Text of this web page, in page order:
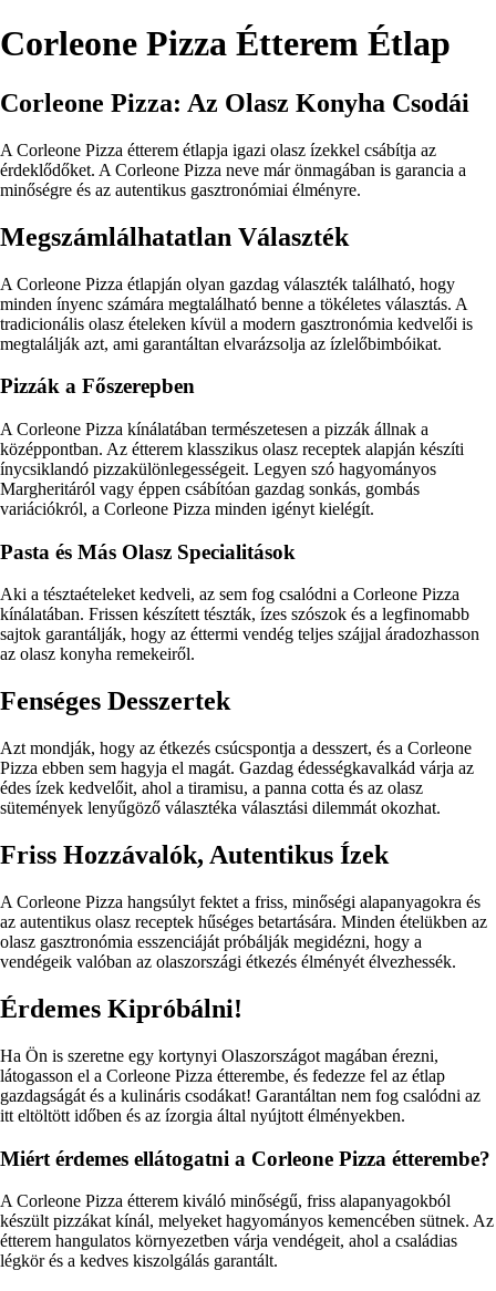
Corleone Pizza Étterem Étlap
Corleone Pizza: Az Olasz Konyha Csodái
A Corleone Pizza étterem étlapja igazi olasz ízekkel csábítja az
érdeklődőket. A Corleone Pizza neve már önmagában is garancia a
minőségre és az autentikus gasztronómiai élményre.
Megszámlálhatatlan Választék
A Corleone Pizza étlapján olyan gazdag választék található, hogy
minden ínyenc számára megtalálható benne a tökéletes választás. A
tradicionális olasz ételeken kívül a modern gasztronómia kedvelői is
megtalálják azt, ami garantáltan elvarázsolja az ízlelőbimbóikat.
Pizzák a Főszerepben
A Corleone Pizza kínálatában természetesen a pizzák állnak a
középpontban. Az étterem klasszikus olasz receptek alapján készíti
ínycsiklandó pizzakülönlegességeit. Legyen szó hagyományos
Margheritáról vagy éppen csábítóan gazdag sonkás, gombás
variációkról, a Corleone Pizza minden igényt kielégít.
Pasta és Más Olasz Specialitások
Aki a tésztaételeket kedveli, az sem fog csalódni a Corleone Pizza
kínálatában. Frissen készített tészták, ízes szószok és a legfinomabb
sajtok garantálják, hogy az éttermi vendég teljes szájjal áradozhasson
az olasz konyha remekeiről.
Fenséges Desszertek
Azt mondják, hogy az étkezés csúcspontja a desszert, és a Corleone
Pizza ebben sem hagyja el magát. Gazdag édességkavalkád várja az
édes ízek kedvelőit, ahol a tiramisu, a panna cotta és az olasz
sütemények lenyűgöző választéka választási dilemmát okozhat.
Friss Hozzávalók, Autentikus Ízek
A Corleone Pizza hangsúlyt fektet a friss, minőségi alapanyagokra és
az autentikus olasz receptek hűséges betartására. Minden ételükben az
olasz gasztronómia esszenciáját próbálják megidézni, hogy a
vendégeik valóban az olaszországi étkezés élményét élvezhessék.
Érdemes Kipróbálni!
Ha Ön is szeretne egy kortynyi Olaszországot magában érezni,
látogasson el a Corleone Pizza étterembe, és fedezze fel az étlap
gazdagságát és a kulináris csodákat! Garantáltan nem fog csalódni az
itt eltöltött időben és az ízorgia által nyújtott élményekben.
Miért érdemes ellátogatni a Corleone Pizza étterembe?
A Corleone Pizza étterem kiváló minőségű, friss alapanyagokból
készült pizzákat kínál, melyeket hagyományos kemencében sütnek. Az
étterem hangulatos környezetben várja vendégeit, ahol a családias
légkör és a kedves kiszolgálás garantált.